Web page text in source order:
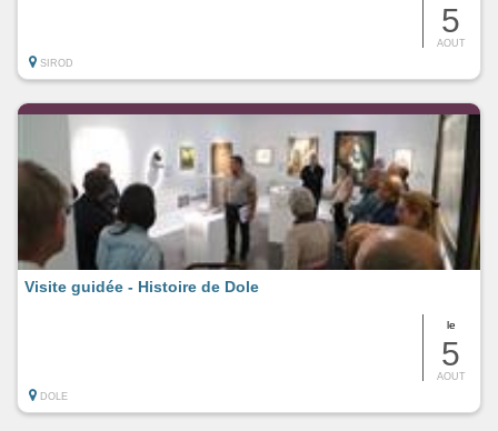
5
AOUT
SIROD
le
5
AOUT
Visite guidée - Histoire de Dole
DOLE